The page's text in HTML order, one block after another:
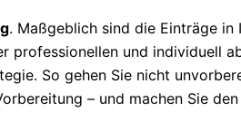
. Maßgeblich sind die Einträge in
professionellen und individuell
So gehen Sie nicht
– und machen Sie